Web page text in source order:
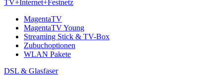
TV+Internet+Festnetz
MagentaTV
MagentaTV Young
Streaming Stick & TV-Box
Zubuchoptionen
WLAN Pakete
DSL & Glasfaser